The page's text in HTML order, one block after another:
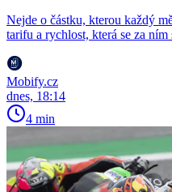
Nejde o částku, kterou každý
tarifu a rychlost, která se za ním
Mobify.cz
dnes, 18:14
4 min